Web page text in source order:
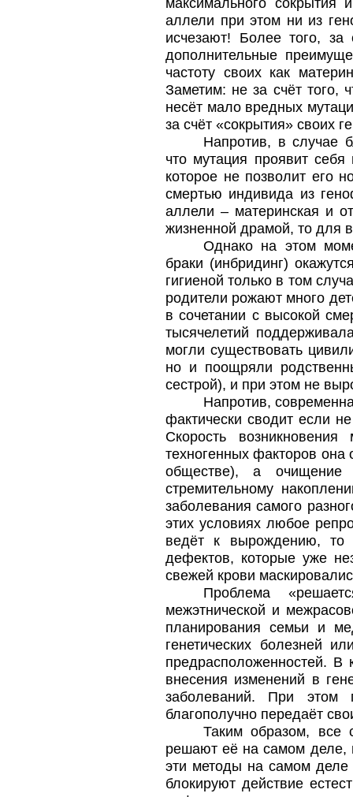
максимального сокрытия
аллели при этом ни из
исчезают! Более того, за
дополнительные
частоту своих как
Заметим: не за счёт того,
несёт мало вредных
за счёт «сокрытия» своих
Напротив, в случае
что мутация проявит
которое не позволит его
смертью индивида из
аллели – материнская и
жизненной драмой, то для
Однако на этом
браки (инбридинг)
гигиеной только в том
родители рожают много
в сочетании с высокой
тысячелетий
могли существовать
но и поощряли
сестрой), и при этом не
Напротив,
фактически сводит если
Скорость
техногенных факторов
обществе), а очищение
стремительному
заболевания самого
этих условиях любое
ведёт к вырождению, то
дефектов, которые уже
свежей крови
Проблема
межэтнической и
планирования семьи и
генетических болезней
предрасположенностей. В
внесения изменений в
заболеваний. При этом
благополучно передаёт
Таким образом, все
решают её на самом деле,
эти методы на самом
блокируют действие